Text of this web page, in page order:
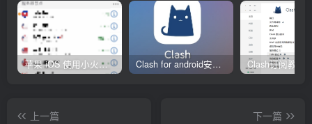
苹果 iOS 使用小火箭(shadowrocket)新手教程 Clash for android安卓客户端保姆级新手使用教程
上一篇
下一篇